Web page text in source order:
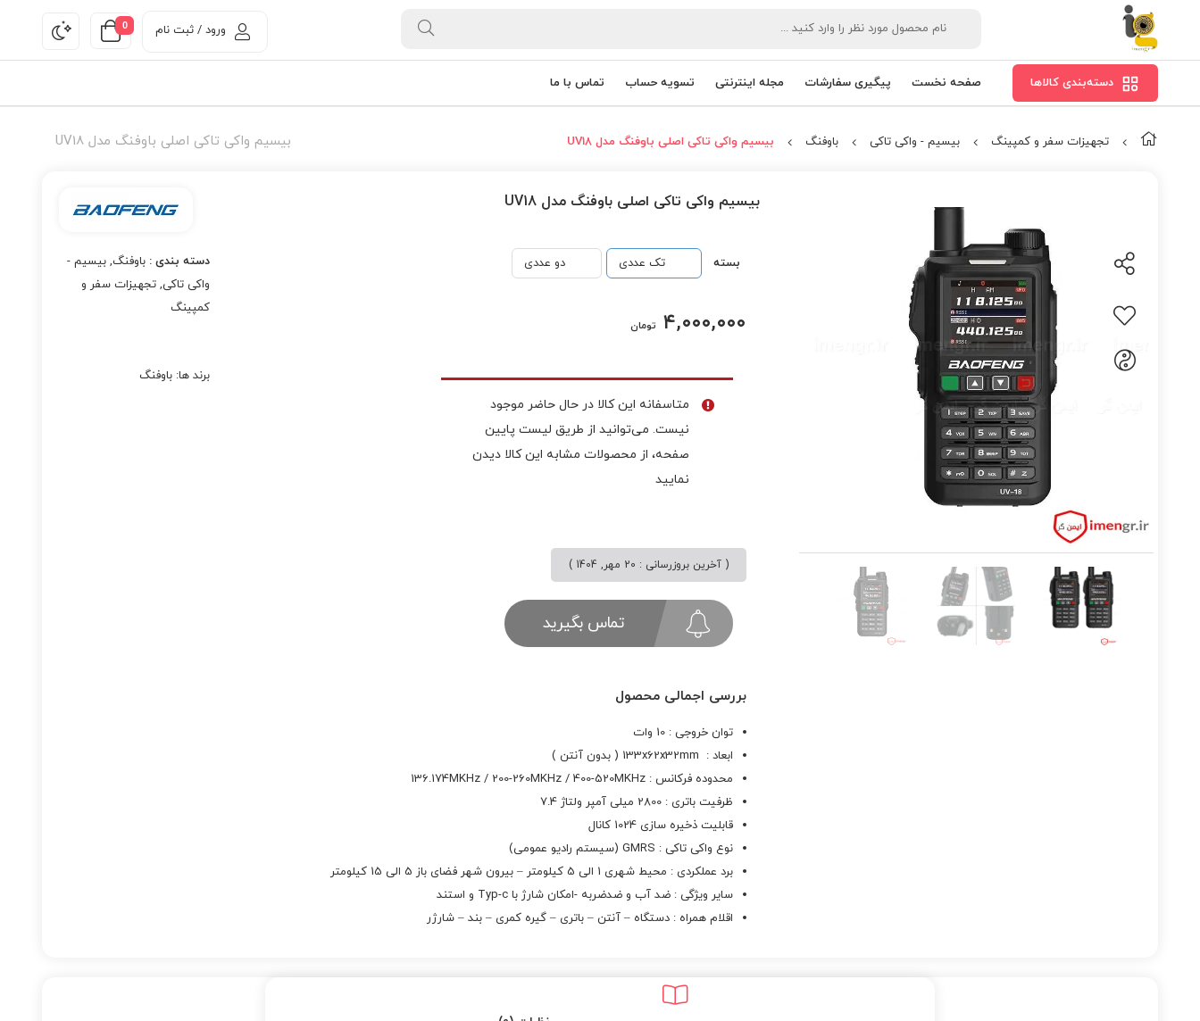
0 ورود / ثبت نام
دسته‌بندی کالاها صفحه نخست پیگیری سفارشات مجله اینترنتی تسویه حساب تماس با ما
بیسیم واکی تاکی اصلی باوفنگ مدل UV18 تجهیزات سفر و کمپینگ بیسیم - واکی تاکی باوفنگ بیسیم واکی تاکی اصلی باوفنگ مدل UV18
بیسیم واکی تاکی اصلی باوفنگ مدل UV18
بسته تک عددی دو عددی
۴,۰۰۰,۰۰۰ تومان
متاسفانه این کالا در حال حاضر موجود
نیست. می‌توانید از طریق لیست پایین
صفحه، از محصولات مشابه این کالا دیدن
نمایید
( آخرین بروزرسانی : 20 مهر, 1404 )
تماس بگیرید
دسته بندی :باوفنگ,بیسیم -
واکی تاکی,تجهیزات سفر و
کمپینگ
برند ها:باوفنگ
بررسی اجمالی محصول
توان خروجی : 10 وات
ابعاد : 133x62x32mm ( بدون آنتن )
محدوده فرکانس : 136.174MKHz / 200-260MKHz / 400-520MKHz
ظرفیت باتری : 2800 میلی آمپر ولتاژ 7.4
قابلیت ذخیره سازی 1024 کانال
نوع واکی تاکی : GMRS (سیستم رادیو عمومی)
برد عملکردی : محیط شهری 1 الی 5 کیلومتر – بیرون شهر فضای باز 5 الی 15 کیلومتر
سایر ویژگی : ضد آب و ضدضربه -امکان شارژ با Typ-c و استند
اقلام همراه : دستگاه – آنتن – باتری – گیره کمری – بند – شارژر